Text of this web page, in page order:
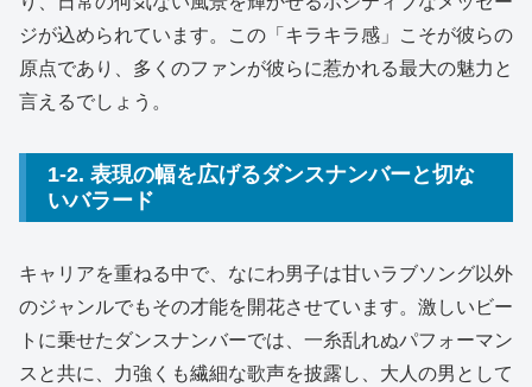
ジが込められています。この「キラキラ感」こそが彼らの
原点であり、多くのファンが彼らに惹かれる最大の魅力と
言えるでしょう。
1-2. 表現の幅を広げるダンスナンバーと切な
いバラード
キャリアを重ねる中で、なにわ男子は甘いラブソング以外
のジャンルでもその才能を開花させています。激しいビー
トに乗せたダンスナンバーでは、一糸乱れぬパフォーマン
スと共に、力強くも繊細な歌声を披露し、大人の男として